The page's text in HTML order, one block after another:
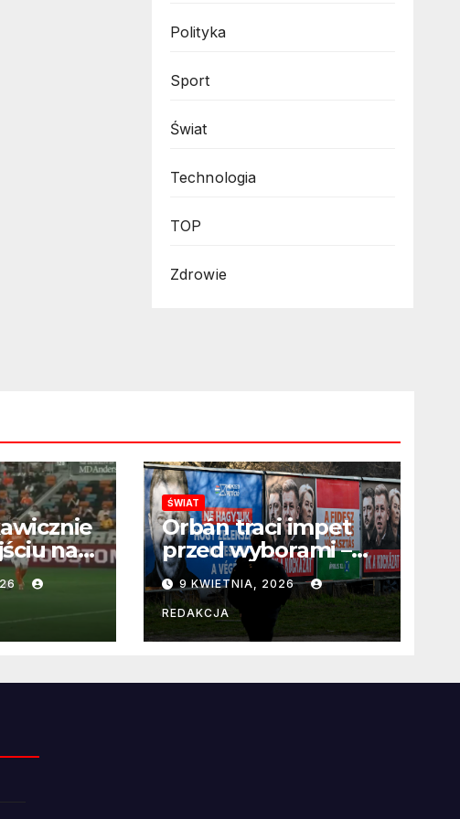
Polityka
Sport
Świat
Technologia
TOP
Zdrowie
na
już po
ŚWIAT
Orbán traci impet
przed wyborami –
węgierska
propaganda
przestaje
przekonywać
9 KWIETNIA, 2026
REDAKCJA